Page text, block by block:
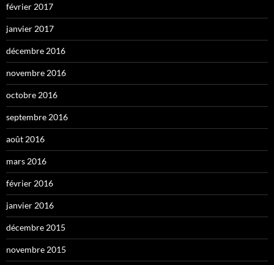
février 2017
janvier 2017
décembre 2016
novembre 2016
octobre 2016
septembre 2016
août 2016
mars 2016
février 2016
janvier 2016
décembre 2015
novembre 2015